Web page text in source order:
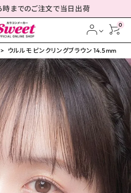
までのご注文で当日出荷
0
会員登録
ウルルモ ピンクリングブラウン 14.5mm